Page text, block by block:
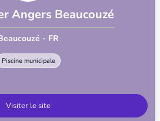
Angers Beaucouzé
- FR
Piscine municipale
Visiter le site